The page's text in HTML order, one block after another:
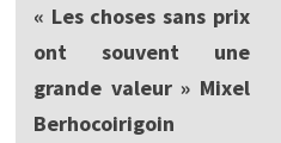
« Les choses sans prix
ont souvent une
grande valeur » Mixel
Berhocoirigoin